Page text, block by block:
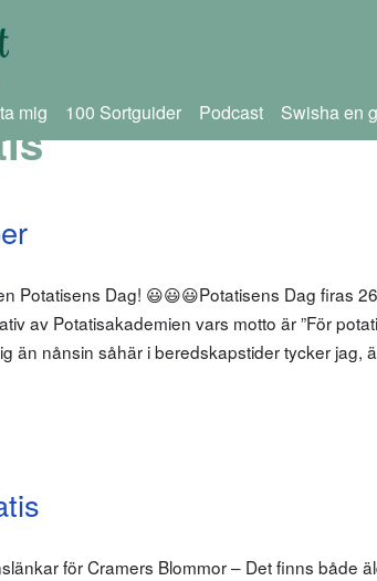
mig 100 Sortguider Podcast Swisha en
Potatisens Dag! 😃😃😃Potatisens Dag firas
av Potatisakademien vars motto är ”För
än nånsin såhär i beredskapstider tycker jag,
för Cramers Blommor – Det finns både